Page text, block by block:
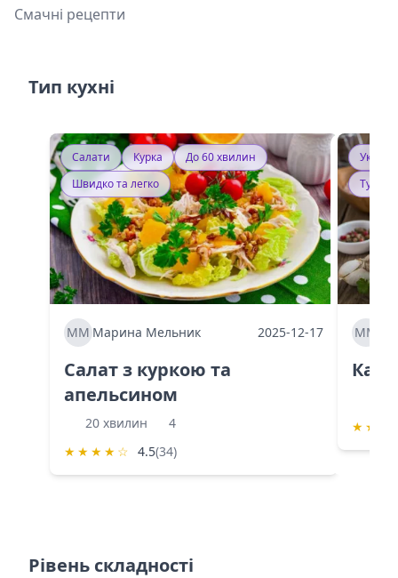
Смачні рецепти
Тип кухні
Салати Курка
До 60 хвилин
Швидко та легко
ММ Марина Мельник 2025-12-17
Салат з куркою та
апельсином
20 хвилин
4
★ ★ ★ ★ ☆ 4.5(34)
ММ
★ ★
Рівень складності